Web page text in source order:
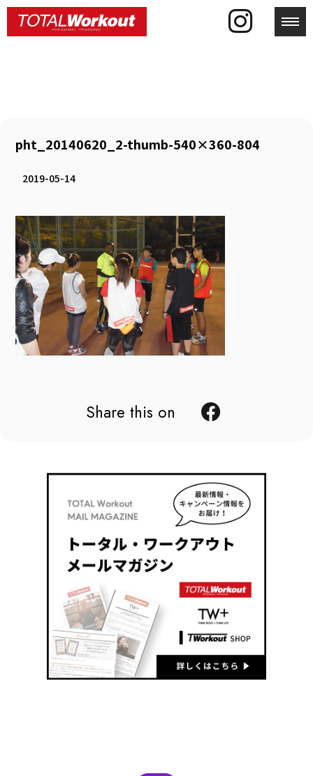
pht_20140620_2-thumb-540×360-804
2019-05-14
Share this on